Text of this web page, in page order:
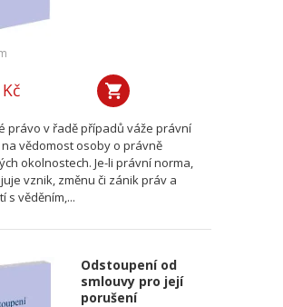
právo v řadě případů váže právní
vědomost osoby o právně
okolnostech. Je-li právní norma,
vznik, změnu či zánik práv a
s věděním,...
Odstoupení od
smlouvy pro její
porušení